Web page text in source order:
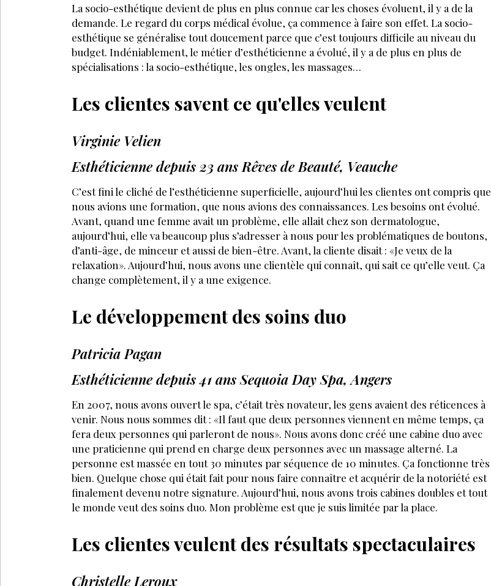
La socio-esthétique devient de plus en plus connue car les choses évoluent, il y a de la
demande. Le regard du corps médical évolue, ça commence à faire son effet. La socio-
esthétique se généralise tout doucement parce que c’est toujours difficile au niveau du
budget. Indéniablement, le métier d’esthéticienne a évolué, il y a de plus en plus de
spécialisations : la socio-esthétique, les ongles, les massages…
Les clientes savent ce qu'elles veulent
Virginie Velien
Esthéticienne depuis 23 ans Rêves de Beauté, Veauche
C’est fini le cliché de l’esthéticienne superficielle, aujourd’hui les clientes ont compris que
nous avions une formation, que nous avions des connaissances. Les besoins ont évolué.
Avant, quand une femme avait un problème, elle allait chez son dermatologue,
aujourd’hui, elle va beaucoup plus s’adresser à nous pour les problématiques de boutons,
d’anti-âge, de minceur et aussi de bien-être. Avant, la cliente disait : «Je veux de la
relaxation». Aujourd’hui, nous avons une clientèle qui connaît, qui sait ce qu’elle veut. Ça
change complètement, il y a une exigence.
Le développement des soins duo
Patricia Pagan
Esthéticienne depuis 41 ans Sequoia Day Spa, Angers
En 2007, nous avons ouvert le spa, c’était très novateur, les gens avaient des réticences à
venir. Nous nous sommes dit : «Il faut que deux personnes viennent en même temps, ça
fera deux personnes qui parleront de nous». Nous avons donc créé une cabine duo avec
une praticienne qui prend en charge deux personnes avec un massage alterné. La
personne est massée en tout 30 minutes par séquence de 10 minutes. Ça fonctionne très
bien. Quelque chose qui était fait pour nous faire connaître et acquérir de la notoriété est
finalement devenu notre signature. Aujourd’hui, nous avons trois cabines doubles et tout
le monde veut des soins duo. Mon problème est que je suis limitée par la place.
Les clientes veulent des résultats spectaculaires
Christelle Leroux